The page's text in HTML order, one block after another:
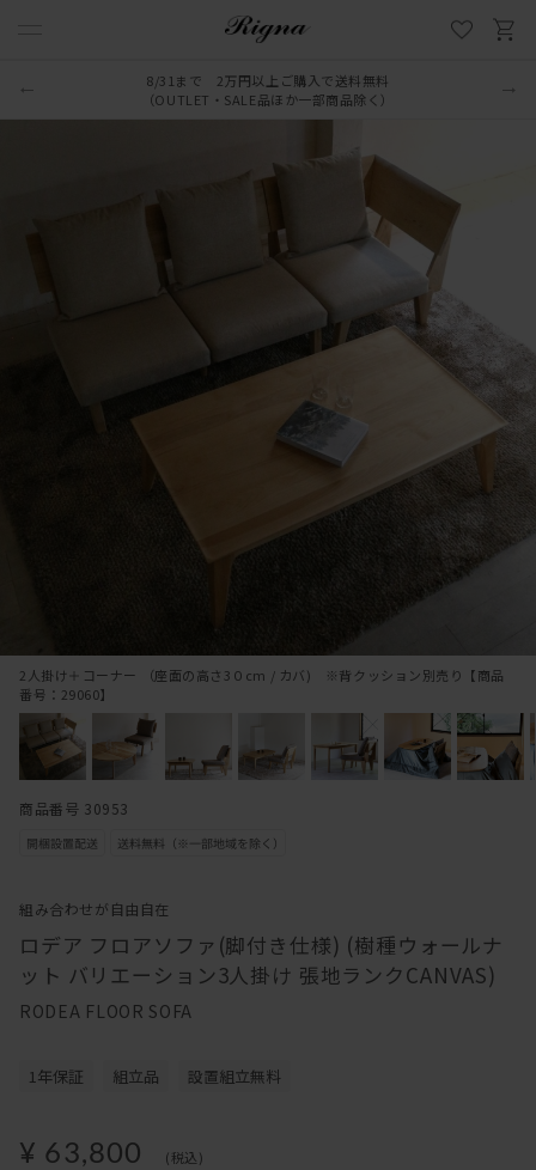
8/31まで 2万円以上ご購入で送料無料
（OUTLET・SALE品ほか一部商品除く）
組み合わせが自由自在
ロデア フロアソファ(脚付き仕様) (樹種ウォールナ
ット バリエーション3人掛け 張地ランクCANVAS)
RODEA FLOOR SOFA
2人掛け＋コーナー （座面の高さ3０cm / カバ) ※背クッション別売り【商品
番号：29060】
1年保証 組立品 設置組立無料
¥ 63,800 (税込)
商品番号 30953